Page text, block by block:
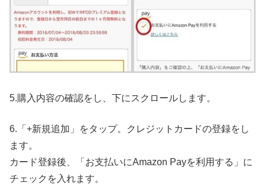
5.購入内容の確認をし、下にスクロールします。
6.「+新規追加」をタップ。クレジットカードの登録をし
ます。
カード登録後、「お支払いにAmazon Payを利用する」に
チェックを入れます。